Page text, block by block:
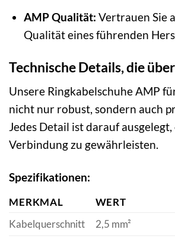
AMP Qualität: Vertrauen Sie
Qualität eines führenden
Technische Details, die
Unsere Ringkabelschuhe AMP
nicht nur robust, sondern auch
Jedes Detail ist darauf
Verbindung zu gewährleisten.
Spezifikationen:
MERKMAL
WERT
Kabelquerschnitt
2,5 mm²